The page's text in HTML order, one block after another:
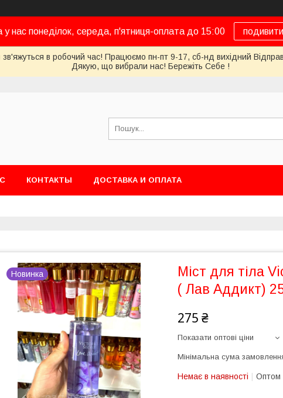
у нас понеділок, середа, п'ятниця-оплата до 15:00
в робочий час! Працюємо пн-пт 9-17, сб-нд вихідний
Дякую, що вибрали нас! Бережіть Себе !
КОНТАКТЫ ДОСТАВКА И ОПЛАТА
Новинка
Міст для тіла
( Лав Аддикт)
275 ₴
Показати оптові ціни
Мінімальна сума
Немає в наявності Оптом